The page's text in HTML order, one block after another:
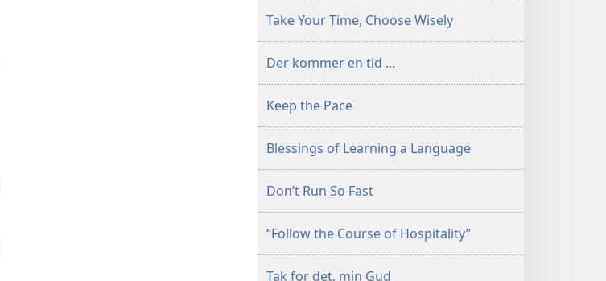
Take Your Time, Choose Wisely
Der kommer en tid ...
Keep the Pace
Blessings of Learning a Language
Don’t Run So Fast
“Follow the Course of Hospitality”
Tak for det, min Gud